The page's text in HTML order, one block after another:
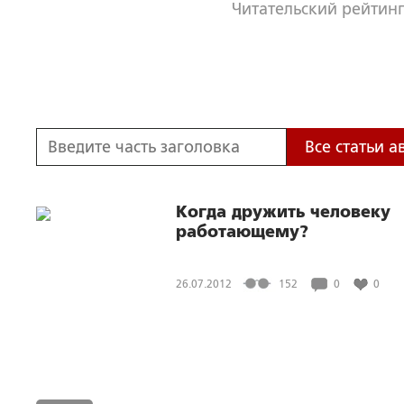
Читательский
Все статьи
Когда дружить человеку
работающему?
26.07.2012 152 0 0